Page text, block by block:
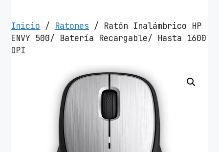
Inicio / Ratones / Ratón Inalámbrico HP
ENVY 500/ Batería Recargable/ Hasta 1600
DPI